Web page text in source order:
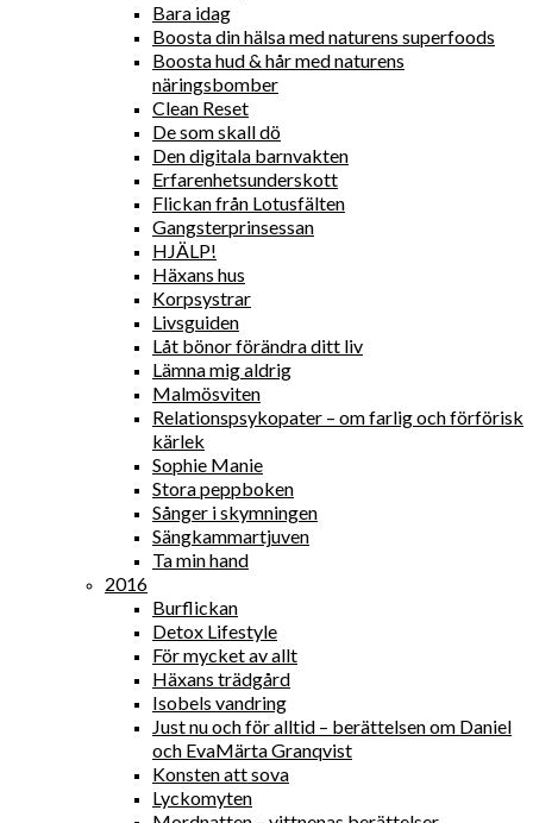
Bara idag
Boosta din hälsa med naturens superfoods
Boosta hud & hår med naturens
näringsbomber
Clean Reset
De som skall dö
Den digitala barnvakten
Erfarenhetsunderskott
Flickan från Lotusfälten
Gangsterprinsessan
HJÄLP!
Häxans hus
Korpsystrar
Livsguiden
Låt bönor förändra ditt liv
Lämna mig aldrig
Malmösviten
Relationspsykopater – om farlig och förförisk
kärlek
Sophie Manie
Stora peppboken
Sånger i skymningen
Sängkammartjuven
Ta min hand
2016
Burflickan
Detox Lifestyle
För mycket av allt
Häxans trädgård
Isobels vandring
Just nu och för alltid – berättelsen om Daniel
och EvaMärta Granqvist
Konsten att sova
Lyckomyten